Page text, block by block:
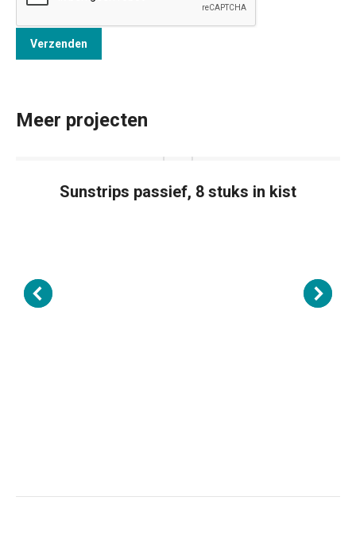
Meer projecten
Sunstrips passief, 8 stuks in kist